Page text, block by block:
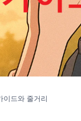
이드와 줄거리